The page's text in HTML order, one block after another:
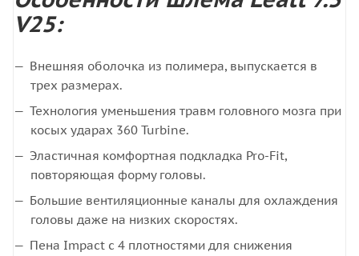
V25:
Внешняя оболочка из полимера, выпускается в
трех размерах.
Технология уменьшения травм головного мозга при
косых ударах 360 Turbine.
Эластичная комфортная подкладка Pro-Fit,
повторяющая форму головы.
Большие вентиляционные каналы для охлаждения
головы даже на низких скоростях.
Пена Impact с 4 плотностями для снижения